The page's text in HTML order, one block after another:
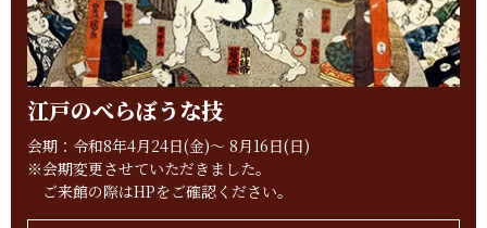
江戸のべらぼうな技
会期：令和8年4月24日(金)～ 8月16日(日)
※会期変更させていただきました。
ご来館の際はHPをご確認ください。